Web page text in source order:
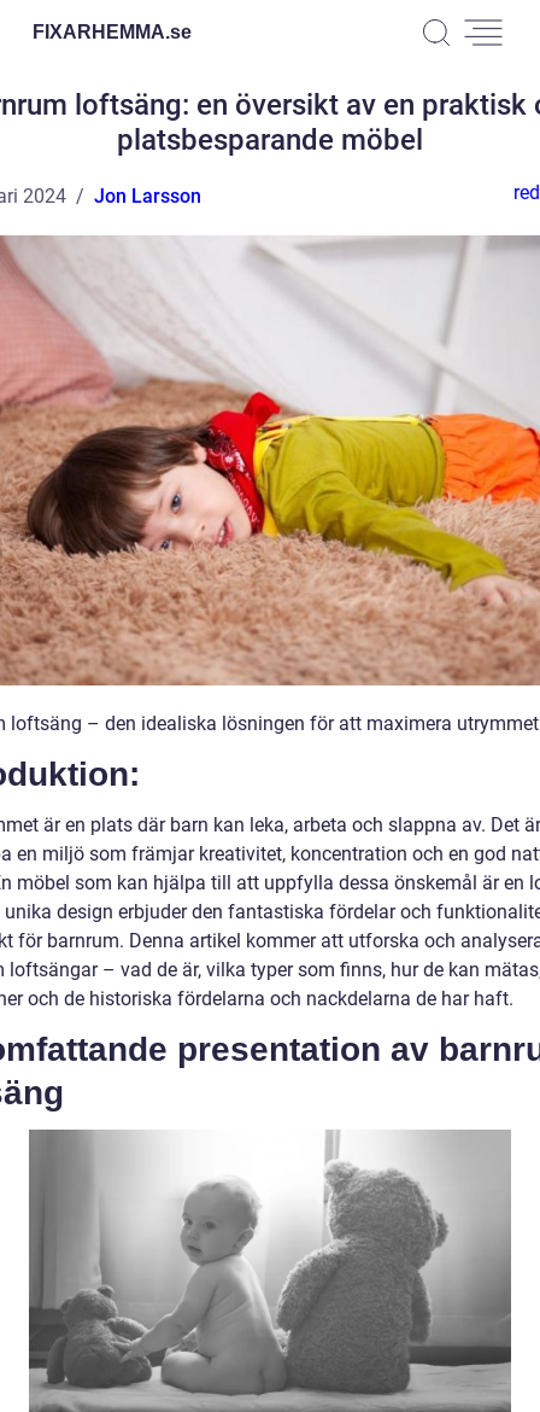
FIXARHEMMA.se
loftsäng: en översikt av en praktisk
platsbesparande möbel
2024 Jon Larsson
loftsäng – den idealiska lösningen för att maximera utrymmet
är en plats där barn kan leka, arbeta och slappna av. Det
en miljö som främjar kreativitet, koncentration och en god
möbel som kan hjälpa till att uppfylla dessa önskemål är en
unika design erbjuder den fantastiska fördelar och
för barnrum. Denna artikel kommer att utforska och
loftsängar – vad de är, vilka typer som finns, hur de kan
och de historiska fördelarna och nackdelarna de har haft.
presentation av